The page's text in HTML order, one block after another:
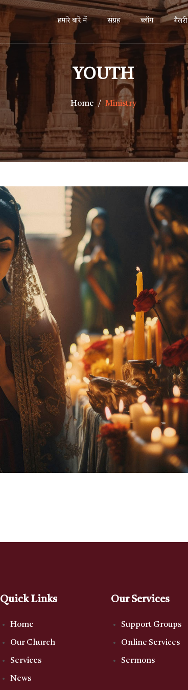
हमारे बारें में संग्रह ब्लॉग गैलरी
YOUTH
Home Ministry
Quick Links
Home
Our Church
Services
News
Our Services
Support Groups
Online Services
Sermons